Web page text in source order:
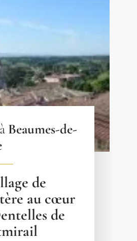
Beaumes-de-
de
au cœur
de